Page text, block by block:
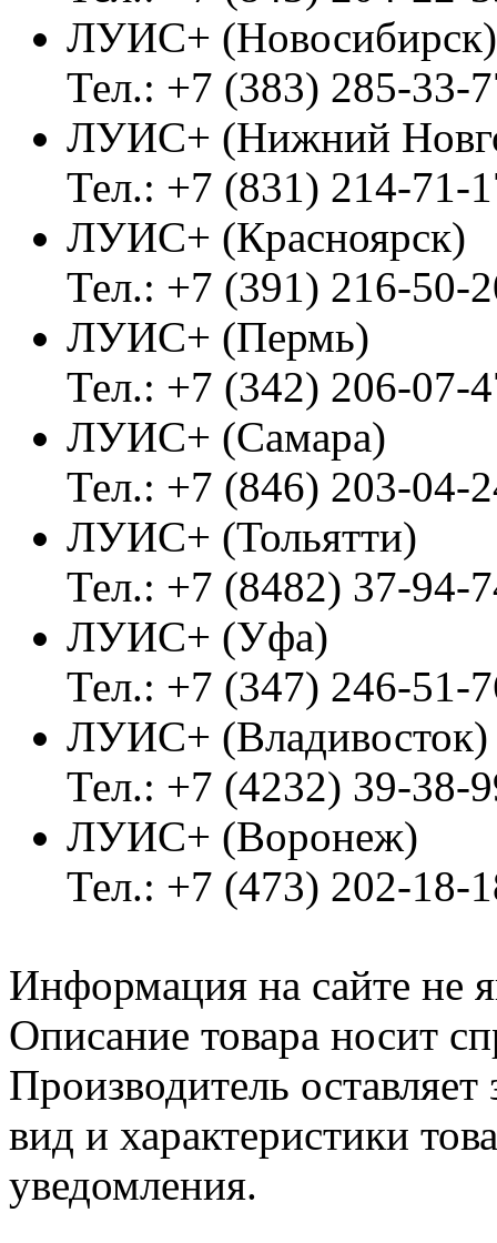
ЛУИС+ (Новосибирск)
Тел.: +7 (383) 285-33-
ЛУИС+ (Нижний
Тел.: +7 (831) 214-71-
ЛУИС+ (Красноярск)
Тел.: +7 (391) 216-50-
ЛУИС+ (Пермь)
Тел.: +7 (342) 206-07-
ЛУИС+ (Самара)
Тел.: +7 (846) 203-04-
ЛУИС+ (Тольятти)
Тел.: +7 (8482) 37-94-
ЛУИС+ (Уфа)
Тел.: +7 (347) 246-51-
ЛУИС+
Тел.: +7 (4232) 39-38-
ЛУИС+ (Воронеж)
Тел.: +7 (473) 202-18-
Информация на сайте не
Описание товара носит
Производитель
вид и характеристики
уведомления.